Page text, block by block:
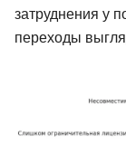
затруднения у
переходы